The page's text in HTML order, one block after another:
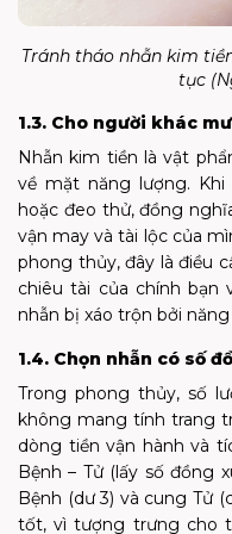
Tránh tháo nhẫn kim
tục
1.3. Cho người khác
Nhẫn kim tiền là vật
về mặt năng lượng.
hoặc đeo thử, đồng
vận may và tài lộc của
phong thủy, đây là điều
chiêu tài của chính bạn
nhẫn bị xáo trộn bởi
1.4. Chọn nhẫn có số
Trong phong thủy, số
không mang tính trang
dòng tiền vận hành và
Bệnh – Tử (lấy số đồng
Bệnh (dư 3) và cung Tử
tốt, vì tượng trưng cho